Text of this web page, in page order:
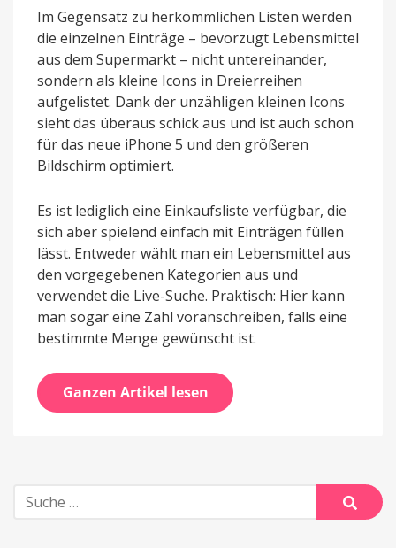
Im Gegensatz zu herkömmlichen Listen werden
die einzelnen Einträge – bevorzugt Lebensmittel
aus dem Supermarkt – nicht untereinander,
sondern als kleine Icons in Dreierreihen
aufgelistet. Dank der unzähligen kleinen Icons
sieht das überaus schick aus und ist auch schon
für das neue iPhone 5 und den größeren
Bildschirm optimiert.
Es ist lediglich eine Einkaufsliste verfügbar, die
sich aber spielend einfach mit Einträgen füllen
lässt. Entweder wählt man ein Lebensmittel aus
den vorgegebenen Kategorien aus und
verwendet die Live-Suche. Praktisch: Hier kann
man sogar eine Zahl voranschreiben, falls eine
bestimmte Menge gewünscht ist.
Ganzen Artikel lesen
Suche
nach:
Suche